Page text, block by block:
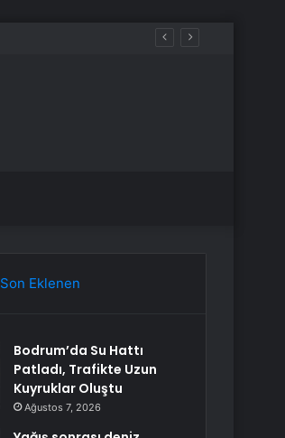
Son Eklenen
Bodrum’da Su Hattı
Patladı, Trafikte Uzun
Kuyruklar Oluştu
Ağustos 7, 2026